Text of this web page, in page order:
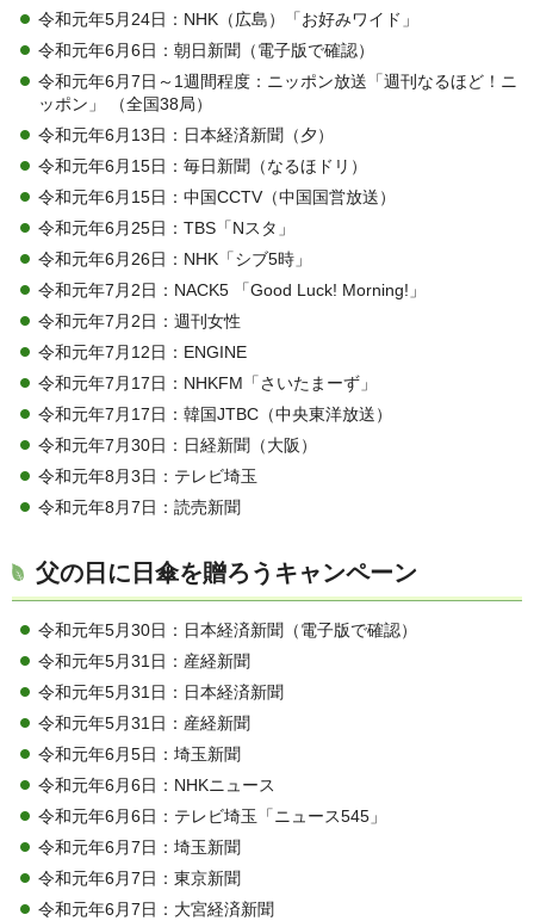
令和元年5月24日：NHK（広島）「お好みワイド」
令和元年6月6日：朝日新聞（電子版で確認）
令和元年6月7日～1週間程度：ニッポン放送「週刊なるほど！ニ
ッポン」 （全国38局）
令和元年6月13日：日本経済新聞（夕）
令和元年6月15日：毎日新聞（なるほドリ）
令和元年6月15日：中国CCTV（中国国営放送）
令和元年6月25日：TBS「Nスタ」
令和元年6月26日：NHK「シブ5時」
令和元年7月2日：NACK5 「Good Luck! Morning!」
令和元年7月2日：週刊女性
令和元年7月12日：ENGINE
令和元年7月17日：NHKFM「さいたまーず」
令和元年7月17日：韓国JTBC（中央東洋放送）
令和元年7月30日：日経新聞（大阪）
令和元年8月3日：テレビ埼玉
令和元年8月7日：読売新聞
父の日に日傘を贈ろうキャンペーン
令和元年5月30日：日本経済新聞（電子版で確認）
令和元年5月31日：産経新聞
令和元年5月31日：日本経済新聞
令和元年5月31日：産経新聞
令和元年6月5日：埼玉新聞
令和元年6月6日：NHKニュース
令和元年6月6日：テレビ埼玉「ニュース545」
令和元年6月7日：埼玉新聞
令和元年6月7日：東京新聞
令和元年6月7日：大宮経済新聞